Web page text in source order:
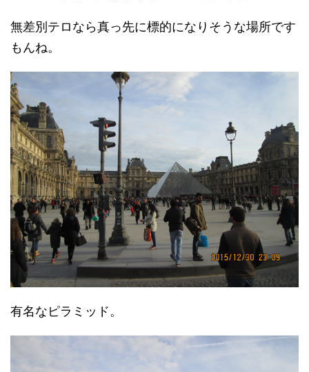
無差別テロなら真っ先に標的になりそうな場所です
もんね。
有名なピラミッド。